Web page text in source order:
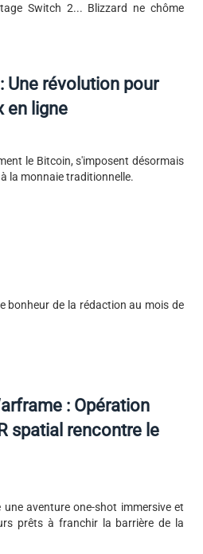
Switch 2... Blizzard ne chôme
Une révolution pour
en ligne
le Bitcoin, s'imposent désormais
la monnaie traditionnelle.
bonheur de la rédaction au mois de
: Opération
spatial rencontre le
aventure one-shot immersive et
prêts à franchir la barrière de la